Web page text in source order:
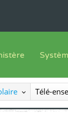
Offre
Télé-